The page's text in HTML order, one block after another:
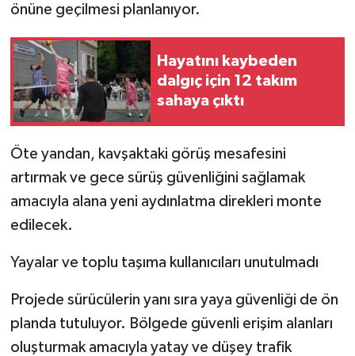
önüne geçilmesi planlanıyor.
Hayatını kaybeden
dalgıç için 12 takım
sahaya çıktı
Öte yandan, kavşaktaki görüş mesafesini
artırmak ve gece sürüş güvenliğini sağlamak
amacıyla alana yeni aydınlatma direkleri monte
edilecek.
Yayalar ve toplu taşıma kullanıcıları unutulmadı
Projede sürücülerin yanı sıra yaya güvenliği de ön
planda tutuluyor. Bölgede güvenli erişim alanları
oluşturmak amacıyla yatay ve düşey trafik